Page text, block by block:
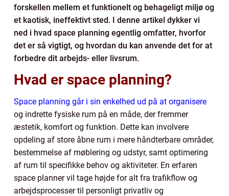
forskellen mellem et funktionelt og behageligt miljø og
et kaotisk, ineffektivt sted. I denne artikel dykker vi
ned i hvad space planning egentlig omfatter, hvorfor
det er så vigtigt, og hvordan du kan anvende det for at
forbedre dit arbejds- eller livsrum.
Hvad er space planning?
Space planning går i sin enkelhed ud på at organisere
og indrette fysiske rum på en måde, der fremmer
æstetik, komfort og funktion. Dette kan involvere
opdeling af store åbne rum i mere håndterbare områder,
bestemmelse af møblering og udstyr, samt optimering
af rum til specifikke behov og aktiviteter. En erfaren
space planner vil tage højde for alt fra trafikflow og
arbejdsprocesser til personligt privatliv og